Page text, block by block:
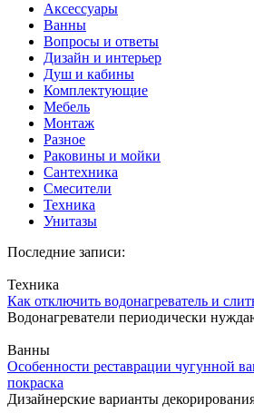
Аксессуары
Ванны
Вопросы и ответы
Дизайн и интерьер
Душ и кабины
Комплектующие
Мебель
Монтаж
Разное
Раковины и мойки
Сантехника
Смесители
Техника
Унитазы
Последние записи:
Техника
Как отключить водонагреватель и
Водонагреватели периодически
Ванны
Особенности реставрации чугунной
покраска
Дизайнерские варианты